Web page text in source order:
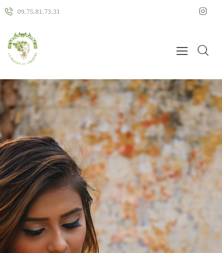
09.75.81.73.31